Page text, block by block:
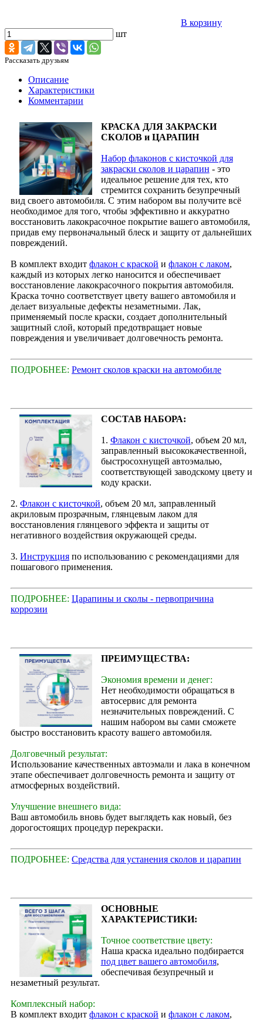
В корзину
шт
Рассказать друзьям
Описание
Характеристики
Комментарии
КРАСКА ДЛЯ ЗАКРАСКИ
СКОЛОВ и ЦАРАПИН
Набор флаконов с кисточкой для
закраски сколов и царапин - это
идеальное решение для тех, кто
стремится сохранить безупречный
вид своего автомобиля. С этим набором вы получите всё
необходимое для того, чтобы эффективно и аккуратно
восстановить лакокрасочное покрытие вашего автомобиля,
придав ему первоначальный блеск и защиту от дальнейших
повреждений.
В комплект входит флакон с краской и флакон с лаком,
каждый из которых легко наносится и обеспечивает
восстановление лакокрасочного покрытия автомобиля.
Краска точно соответствует цвету вашего автомобиля и
делает визуальные дефекты незаметными. Лак,
применяемый после краски, создает дополнительный
защитный слой, который предотвращает новые
повреждения и увеличивает долговечность ремонта.
ПОДРОБНЕЕ: Ремонт сколов краски на автомобиле
СОСТАВ НАБОРА:
1. Флакон с кисточкой, объем 20 мл,
заправленный высококачественной,
быстросохнущей автоэмалью,
соответствующей заводскому цвету и
коду краски.
2. Флакон с кисточкой, объем 20 мл, заправленный
акриловым прозрачным, глянцевым лаком для
восстановления глянцевого эффекта и защиты от
негативного воздействия окружающей среды.
3. Инструкция по использованию с рекомендациями для
пошагового применения.
ПОДРОБНЕЕ: Царапины и сколы - первопричина
коррозии
ПРЕИМУЩЕСТВА:
Экономия времени и денег:
Нет необходимости обращаться в
автосервис для ремонта
незначительных повреждений. С
нашим набором вы сами сможете
быстро восстановить красоту вашего автомобиля.
Долговечный результат:
Использование качественных автоэмали и лака в конечном
этапе обеспечивает долговечность ремонта и защиту от
атмосферных воздействий.
Улучшение внешнего вида:
Ваш автомобиль вновь будет выглядеть как новый, без
дорогостоящих процедур перекраски.
ПОДРОБНЕЕ: Средства для устанения сколов и царапин
ОСНОВНЫЕ
ХАРАКТЕРИСТИКИ:
Точное соответствие цвету:
Наша краска идеально подбирается
под цвет вашего автомобиля,
обеспечивая безупречный и
незаметный результат.
Комплексный набор:
В комплект входит флакон с краской и флакон с лаком,